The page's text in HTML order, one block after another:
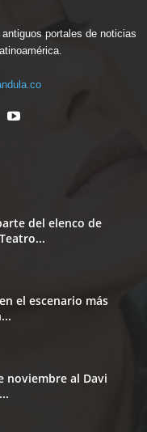
portales de noticias
del elenco de
el escenario más
noviembre al Davi